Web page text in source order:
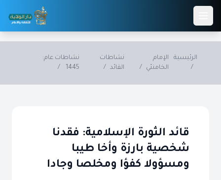
Skip to main content
الرئيسية
/
الإمام
الخامنئي
/
نشاطات
القائد
/
نشاطات عام:
1445
/
قائد الثورة الإسلامية: فقدنا
شخصية بارزة وأخا طيبا
ومسؤولا كفؤا ومخلصا وجادا